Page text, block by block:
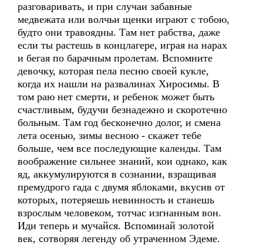
разговаривать, и при случаи забавные
медвежата или волчьи щенки играют с тобою,
будто они травоядны. Там нет рабства, даже
если ты растешь в концлагере, играя на нарах
и бегая по барачным пролетам. Вспомните
девочку, которая пела песню своей кукле,
когда их нашли на развалинах Хиросимы. В
том раю нет смерти, и ребенок может быть
счастливым, будучи безнадежно и скоротечно
больным. Там год бесконечно долог, и смена
лета осенью, зимы весною - скажет тебе
больше, чем все последующие календы. Там
воображение сильнее знаний, кои однако, как
яд, аккумулируются в сознании, взращивая
премудрого гада с двумя яблоками, вкусив от
которых, потеряешь невинность и станешь
взрослым человеком, тотчас изгнанным вон.
Иди теперь и мучайся. Вспоминай золотой
век, сотворяя легенду об утраченном Эдеме.